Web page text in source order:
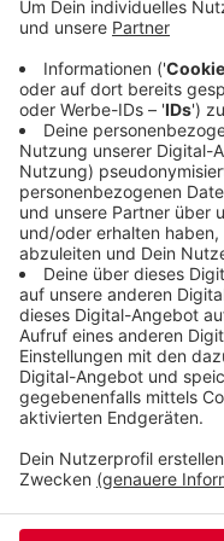
Besitzer von
und
Oberhausen oder
niedrigsten
Gütersloh.
Veröffentlicht:
Anzeige
Anzeige